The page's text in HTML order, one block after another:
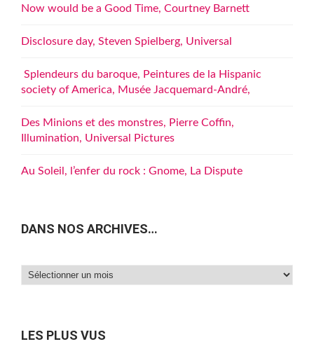
Now would be a Good Time, Courtney Barnett
Disclosure day, Steven Spielberg, Universal
Splendeurs du baroque, Peintures de la Hispanic
society of America, Musée Jacquemard-André,
Des Minions et des monstres, Pierre Coffin,
Illumination, Universal Pictures
Au Soleil, l’enfer du rock : Gnome, La Dispute
DANS NOS ARCHIVES…
Dans
LES PLUS VUS